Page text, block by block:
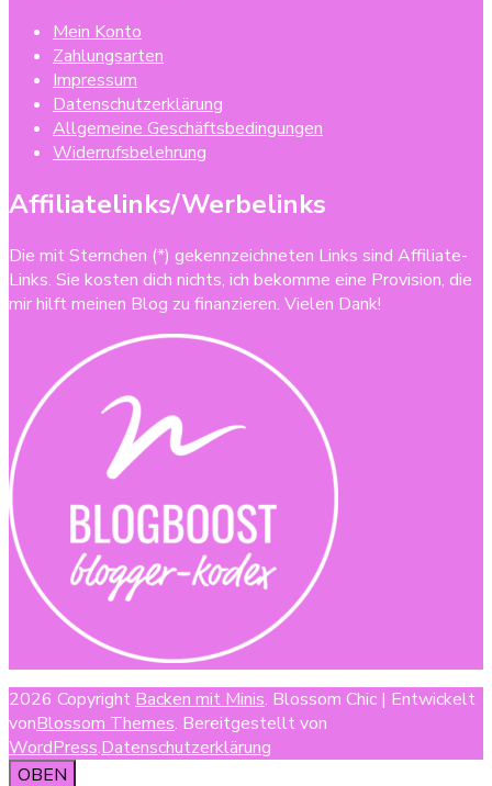
Mein Konto
Zahlungsarten
Impressum
Datenschutzerklärung
Allgemeine Geschäftsbedingungen
Widerrufsbelehrung
Affiliatelinks/Werbelinks
Die mit Sternchen (*) gekennzeichneten Links sind Affiliate-
Links. Sie kosten dich nichts, ich bekomme eine Provision, die
mir hilft meinen Blog zu finanzieren. Vielen Dank!
2026 Copyright Backen mit Minis. Blossom Chic | Entwickelt
vonBlossom Themes. Bereitgestellt von
WordPress.Datenschutzerklärung
OBEN